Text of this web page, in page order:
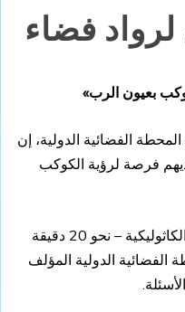
فضاء
بعيون الرب»
الفضائية الدولية، إن
فرصة لرؤية الكوكب
وقضى البابا – بحسب موقع الكنسة الكاثوليكية – نحو 20 دقيقة
الفضائية الدولية المؤلف